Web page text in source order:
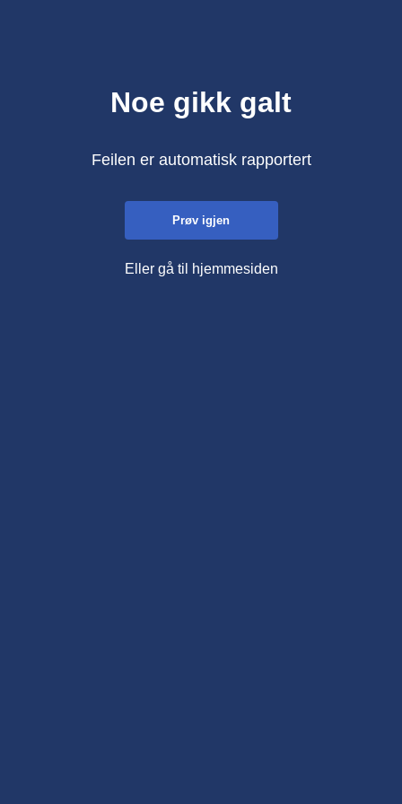
Noe gikk galt
Feilen er automatisk rapportert
Prøv igjen
Eller gå til hjemmesiden